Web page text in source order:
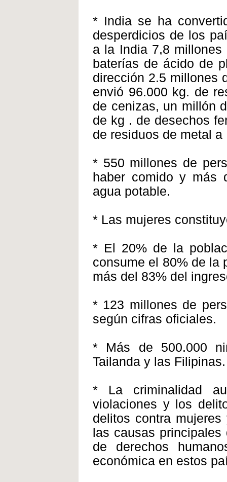
* India se ha
desperdicios de los
a la India 7,8
baterías de ácido de
dirección 2.5 millones
envió 96.000 kg. de
de cenizas, un millón
de kg . de desechos
de residuos de metal
* 550 millones de
haber comido y más
agua potable.
* Las mujeres
* El 20% de la
consume el 80% de la
más del 83% del
* 123 millones de
según cifras oficiales.
* Más de 500.000
Tailanda y las Filipinas.
* La criminalidad
violaciones y los
delitos contra
las causas
de derechos
económica en estos